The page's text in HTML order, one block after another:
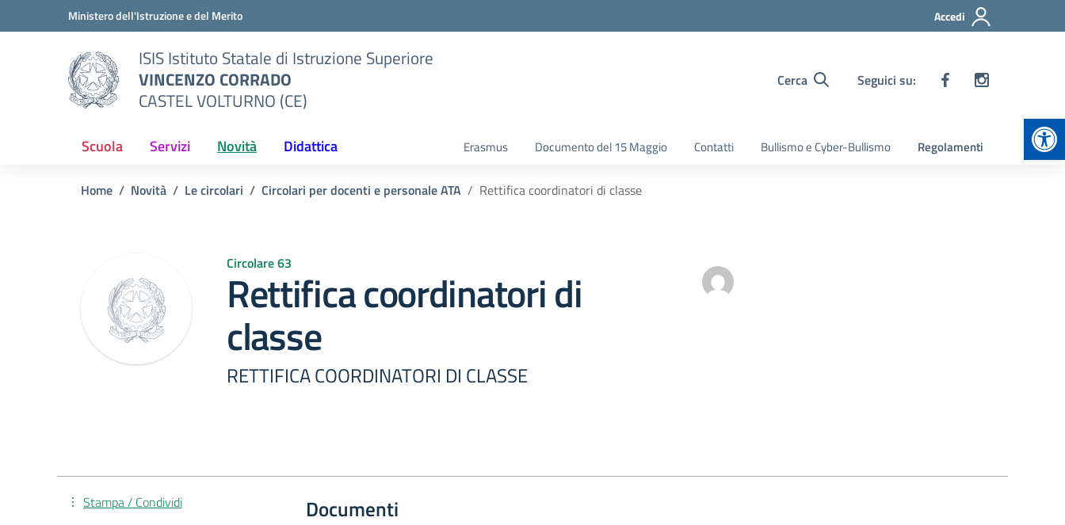
Vai ai contenuti
Vai al menu di navigazioneMinistero dell'Istruzione e del Merito Accedi
ISIS Istituto Statale di Istruzione Superiore
VINCENZO CORRADO
CASTEL VOLTURNO (CE)
Cerca Seguici su:
Scuola Servizi Novità Didattica Erasmus Documento del 15 Maggio Contatti Bullismo e Cyber-Bullismo Regolamenti
Home Novità Le circolari Circolari per docenti e personale ATA Rettifica coordinatori di classe
Circolare 63
Rettifica coordinatori di
classe
RETTIFICA COORDINATORI DI CLASSE
Documenti
Stampa / Condividi